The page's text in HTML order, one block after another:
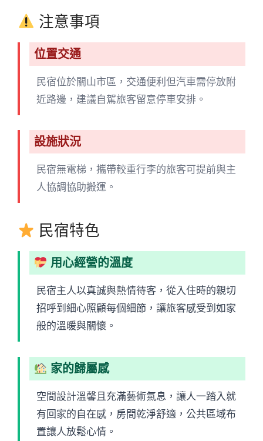
注意事項
位置交通
民宿位於關山市區，交通便利但汽車需停放附
近路邊，建議自駕旅客留意停車安排。
設施狀況
民宿無電梯，攜帶較重行李的旅客可提前與主
人協調協助搬運。
民宿特色
用心經營的溫度
民宿主人以真誠與熱情待客，從入住時的親切
招呼到細心照顧每個細節，讓旅客感受到如家
般的溫暖與關懷。
家的歸屬感
空間設計溫馨且充滿藝術氣息，讓人一踏入就
有回家的自在感，房間乾淨舒適，公共區域布
置讓人放鬆心情。